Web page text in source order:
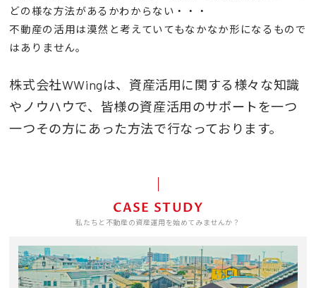
どの様な方法があるかわからない・・・
不動産の活用は漠然と考えていてもなかなか形になるもので
はありません。
株式会社WWingは、資産活用に関する様々な知識
やノウハウで、皆様の資産活用のサポートを一つ
一つその方にあった方法で行なっております。
CASE STUDY
私たちと不動産の資産運用を始めてみませんか？